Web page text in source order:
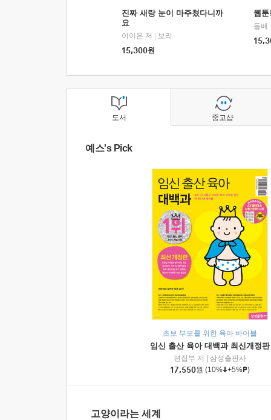
진짜 새랑 눈이 마주쳤다니까
요
이이은 저
보리
15,300원
웹
돌배
도서
예스's Pick
초보 부모를 위한 육아 바이블
임신 출산 육아 대백과 최신개정판
편집부 저
삼성출판사
17,550원 (10% +5% )
고양이라는 세계
중고샵